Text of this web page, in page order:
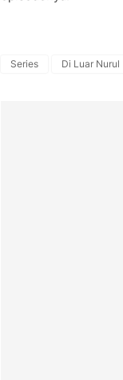
Series Di Luar Nurul